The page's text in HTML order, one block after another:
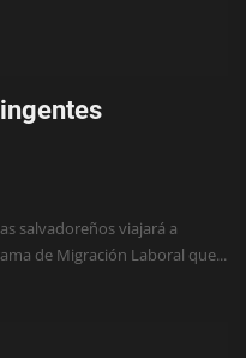
salvadoreños viajará a
de Migración Laboral que...